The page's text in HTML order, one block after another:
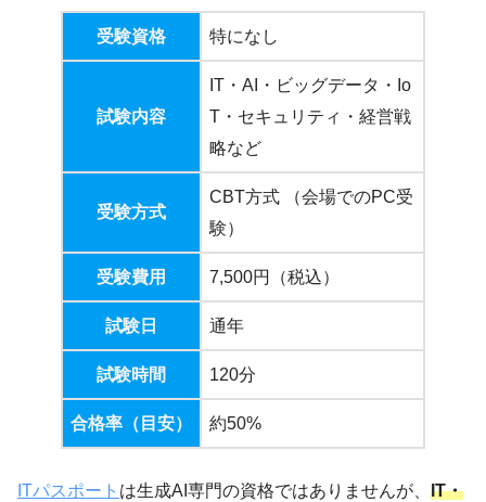
受験資格 特になし
試験内容
IT・AI・ビッグデータ・Io
T・セキュリティ・経営戦
略など
受験方式
CBT方式 （会場でのPC受
験）
受験費用 7,500円（税込）
試験日 通年
試験時間 120分
合格率（目安） 約50%
ITパスポート は生成AI専門の資格ではありませんが、 IT・